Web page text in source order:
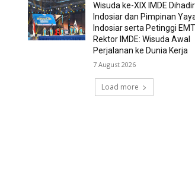
Wisuda ke-XIX IMDE
Indosiar dan Pimpinan
Indosiar serta Petinggi
Rektor IMDE: Wisuda Awal
Perjalanan ke Dunia Kerja
7 August 2026
Load more